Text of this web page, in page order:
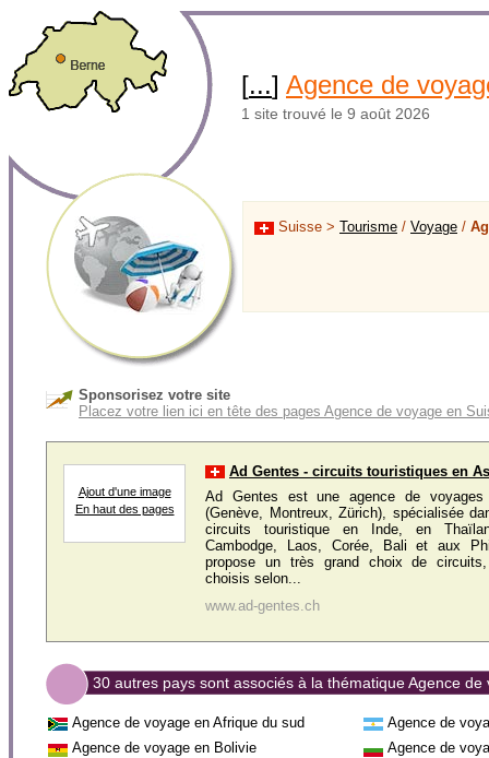
[...] Agence de
1 site trouvé le 9 août 2026
Suisse > Tourisme / Voyage /
Sponsorisez votre site
Placez votre lien ici en tête des pages Agence de voyage en
Ajout d'une image
En haut des pages
Ad Gentes - circuits touristiques en
Ad Gentes est une agence de
(Genève, Montreux, Zürich), spécialisée
circuits touristique en Inde, en
Cambodge, Laos, Corée, Bali et aux
propose un très grand choix de
choisis selon...
www.ad-gentes.ch
30 autres pays sont associés à la thématique Agence de
Agence de voyage en Afrique du sud
Agence de
Agence de voyage en Bolivie
Agence de